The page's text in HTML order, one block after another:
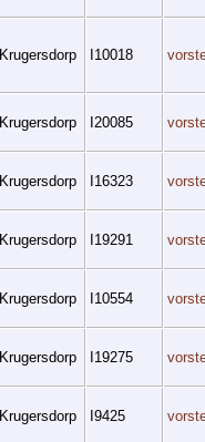
Krugersdorp I10018
Krugersdorp I20085
Krugersdorp I16323
Krugersdorp I19291
Krugersdorp I10554
Krugersdorp I19275
Krugersdorp I9425